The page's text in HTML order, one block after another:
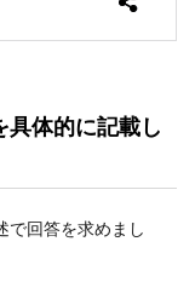
具体的に記載し
で回答を求めまし